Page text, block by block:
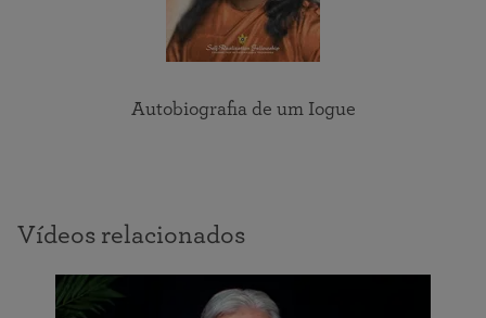
Autobiografia de um Iogue
Vídeos relacionados